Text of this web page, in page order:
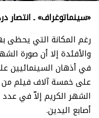
«سينماتوغراف» ـ انتصار
رغم المكانة التي
والأفئدة إلا أن صورة
في أذهان السينمائيين
على خمسة آلاف فيلم من
الشهر الكريم إلاّ في عدد
أصابع اليدين.